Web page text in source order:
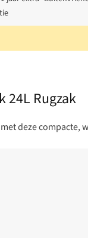
24L Rugzak
deze